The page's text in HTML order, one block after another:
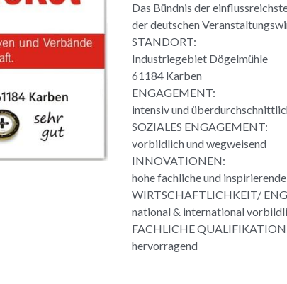
Das Bündnis der
der deutschen
STANDORT:
Industriegebiet Dögelmühle
61184 Karben
ENGAGEMENT:
intensiv und
SOZIALES ENGAGEMENT:
vorbildlich und wegweisend
INNOVATIONEN:
hohe fachliche und
WIRTSCHAFTLICHKEIT/
national & international
FACHLICHE
hervorragend